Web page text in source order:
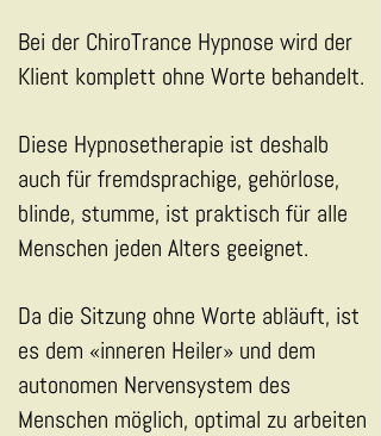
Bei der ChiroTrance Hypnose wird der
Klient komplett ohne Worte behandelt.
Diese Hypnosetherapie ist deshalb
auch für fremdsprachige, gehörlose,
blinde, stumme, ist praktisch für alle
Menschen jeden Alters geeignet.
Da die Sitzung ohne Worte abläuft, ist
es dem «inneren Heiler» und dem
autonomen Nervensystem des
Menschen möglich, optimal zu arbeiten